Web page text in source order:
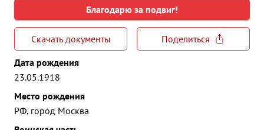
Благодарю за подвиг!
Скачать документы
Поделиться
Дата рождения
23.05.1918
Место рождения
РФ, город Москва